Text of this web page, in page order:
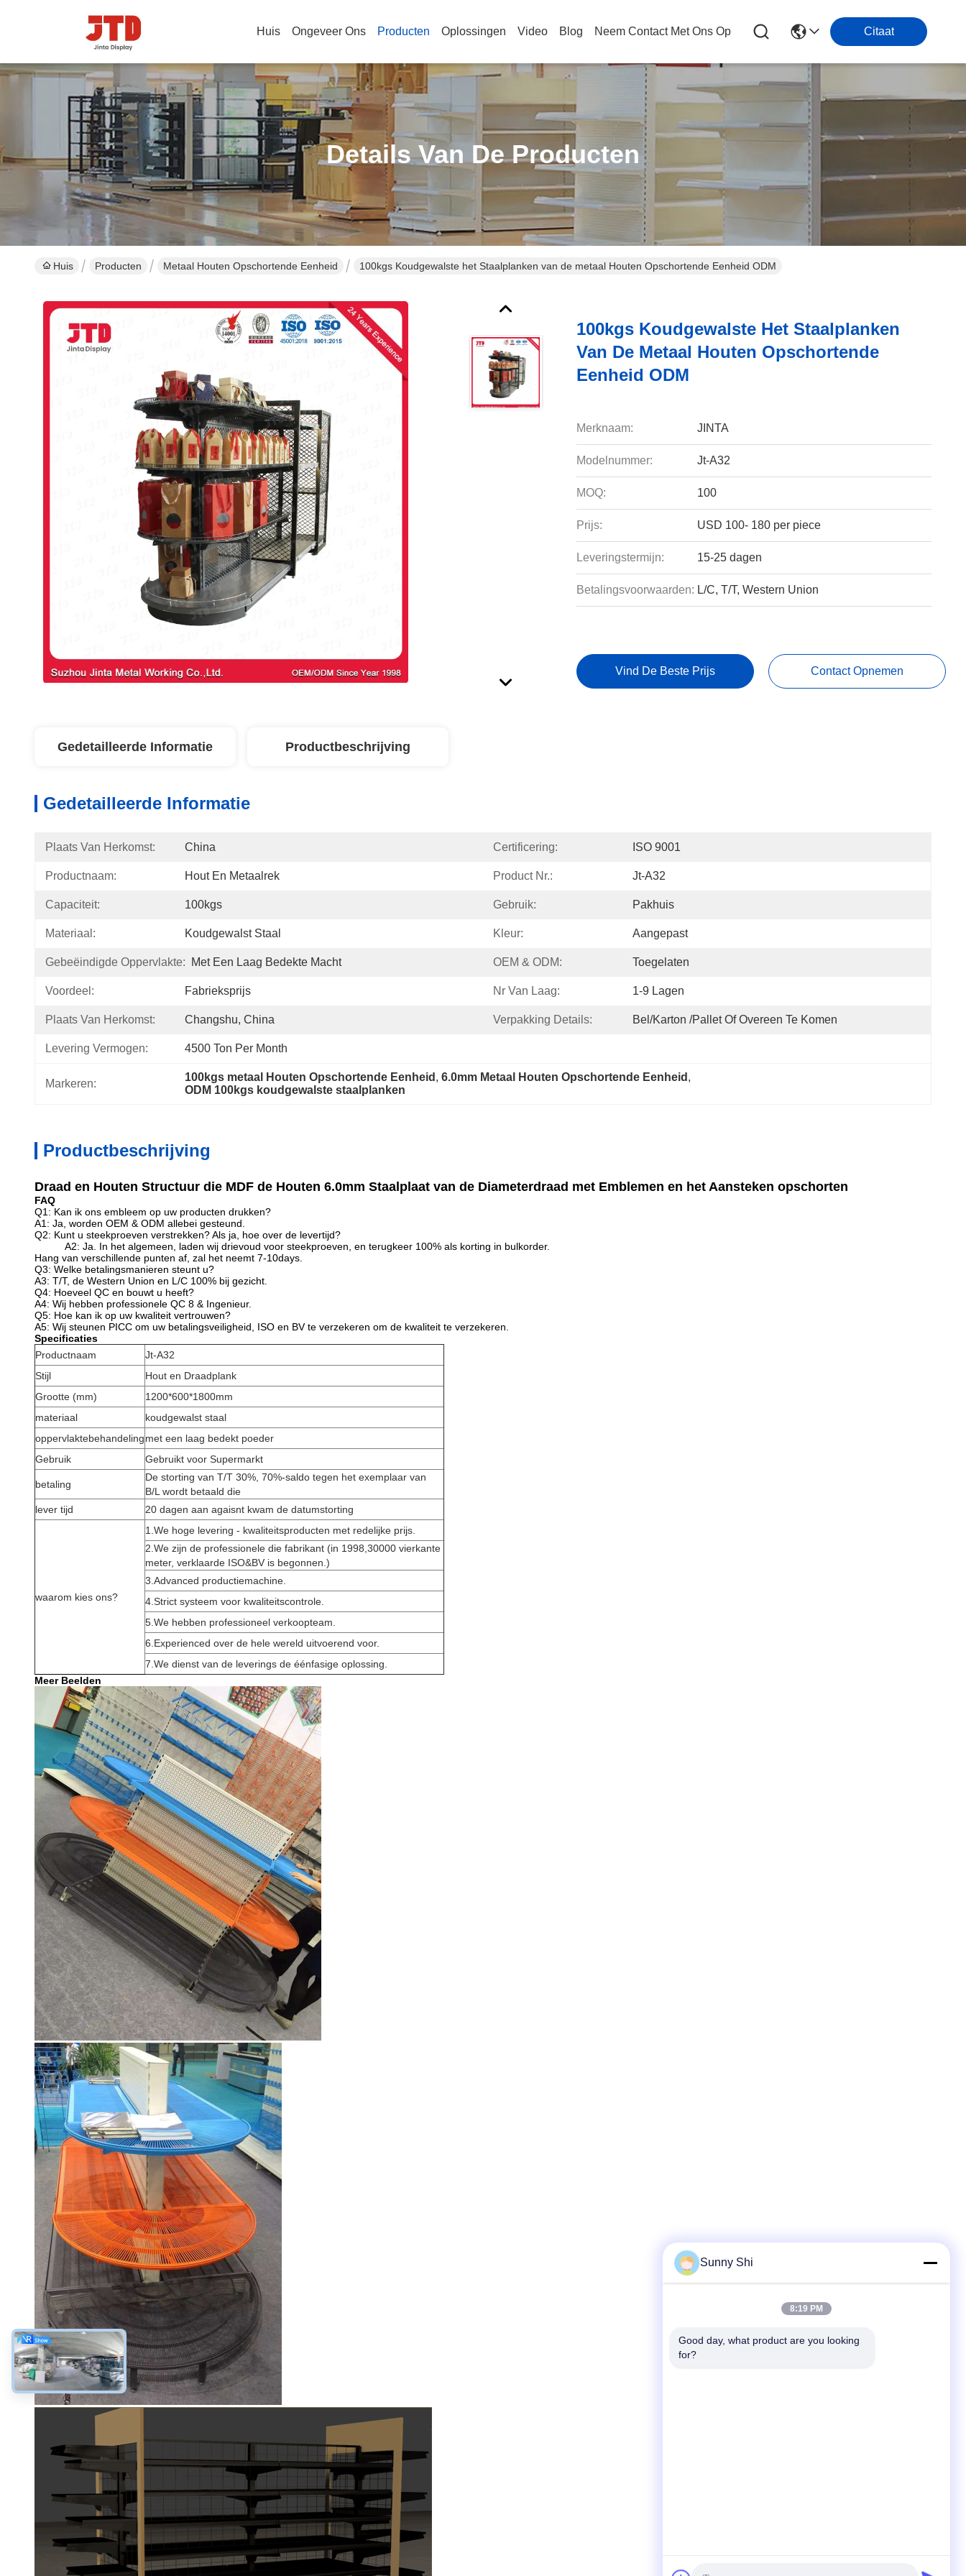
Huis Ongeveer Ons Producten Oplossingen Video Blog Neem Contact Met Ons Op Citaat
Details Van De Producten
Huis Producten Metaal Houten Opschortende Eenheid 100kgs Koudgewalste het Staalplanken van de metaal Houten Opschortende Eenheid ODM
100kgs Koudgewalste Het Staalplanken
Van De Metaal Houten Opschortende
Eenheid ODM
Merknaam: JINTA
Modelnummer: Jt-A32
MOQ: 100
Prijs: USD 100- 180 per piece
Leveringstermijn: 15-25 dagen
Betalingsvoorwaarden: L/C, T/T, Western Union
Vind De Beste Prijs Contact Opnemen
Gedetailleerde Informatie Productbeschrijving
Gedetailleerde Informatie
Plaats Van Herkomst: China Certificering: ISO 9001
Productnaam: Hout En Metaalrek Product Nr.: Jt-A32
Capaciteit: 100kgs Gebruik: Pakhuis
Materiaal: Koudgewalst Staal Kleur: Aangepast
Gebeëindigde Oppervlakte: Met Een Laag Bedekte Macht OEM & ODM: Toegelaten
Voordeel: Fabrieksprijs Nr Van Laag: 1-9 Lagen
Plaats Van Herkomst: Changshu, China Verpakking Details: Bel/karton /pallet Of Overeen Te Komen
Levering Vermogen: 4500 Ton Per Month
Markeren:
100kgs metaal Houten Opschortende Eenheid , 6.0mm Metaal Houten Opschortende Eenheid ,
ODM 100kgs koudgewalste staalplanken
Productbeschrijving
Draad en Houten Structuur die MDF de Houten 6.0mm Staalplaat van de Diameterdraad met Emblemen en het Aansteken opschorten
FAQ
Q1: Kan ik ons embleem op uw producten drukken?
A1: Ja, worden OEM & ODM allebei gesteund.
Q2: Kunt u steekproeven verstrekken? Als ja, hoe over de levertijd?
A2: Ja. In het algemeen, laden wij drievoud voor steekproeven, en terugkeer 100% als korting in bulkorder.
Hang van verschillende punten af, zal het neemt 7-10days.
Q3: Welke betalingsmanieren steunt u?
A3: T/T, de Western Union en L/C 100% bij gezicht.
Q4: Hoeveel QC en bouwt u heeft?
A4: Wij hebben professionele QC 8 & Ingenieur.
Q5: Hoe kan ik op uw kwaliteit vertrouwen?
A5: Wij steunen PICC om uw betalingsveiligheid, ISO en BV te verzekeren om de kwaliteit te verzekeren.
Specificaties
Productnaam
Jt-A32
Stijl
Hout en Draadplank
Grootte (mm)
1200*600*1800mm
materiaal
koudgewalst staal
oppervlaktebehandelingmet een laag bedekt poeder
Gebruik
Gebruikt voor Supermarkt
betaling
De storting van T/T 30%, 70%-saldo tegen het exemplaar van
B/L wordt betaald die
lever tijd
20 dagen aan agaisnt kwam de datumstorting
waarom kies ons?
1.We hoge levering - kwaliteitsproducten met redelijke prijs.
2.We zijn de professionele die fabrikant (in 1998,30000 vierkante
meter, verklaarde ISO&BV is begonnen.)
3.Advanced productiemachine.
4.Strict systeem voor kwaliteitscontrole.
5.We hebben professioneel verkoopteam.
6.Experienced over de hele wereld uitvoerend voor.
7.We dienst van de leverings de éénfasige oplossing.
Meer Beelden
Sunny Shi
8:19 PM
Good day, what product are you looking
for?